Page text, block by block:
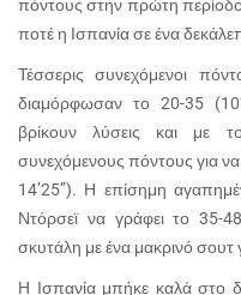
πόντους στην πρώτη
ποτέ η Ισπανία σε ένα
Τέσσερις συνεχόμενοι
διαμόρφωσαν το 20-35
βρίκουν λύσεις και με
συνεχόμενους πόντους για
14’25’’). Η επίσημη
Ντόρσεϊ να γράφει το 35-
σκυτάλη με ένα μακρινό σουτ
Η Ισπανία μπήκε καλά στο